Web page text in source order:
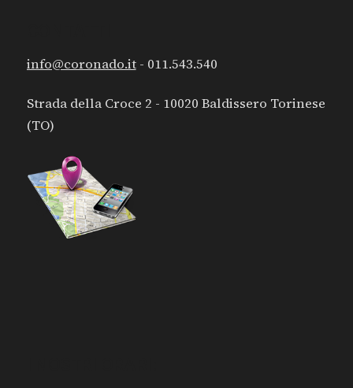
info@coronado.it- 011.543.540
Strada della Croce 2 - 10020 Baldissero Torinese
(TO)